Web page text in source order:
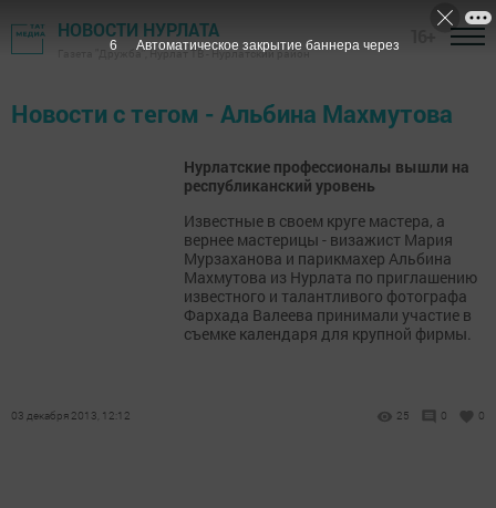
НОВОСТИ НУРЛАТА
Газета "Дружба", Нурлат ТВ - Нурлатский район
Новости с тегом - Альбина Махмутова
Нурлатские профессионалы вышли на
республиканский уровень
Известные в своем круге мастера, а
вернее мастерицы - визажист Мария
Мурзаханова и парикмахер Альбина
Махмутова из Нурлата по приглашению
известного и талантливого фотографа
Фархада Валеева принимали участие в
съемке календаря для крупной фирмы.
03 декабря 2013, 12:12 25 0 0
6 Автоматическое закрытие баннера через